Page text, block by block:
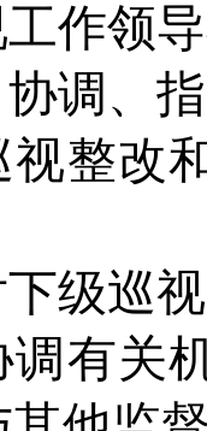
工作领
协调、
视整改
下级巡
调有关